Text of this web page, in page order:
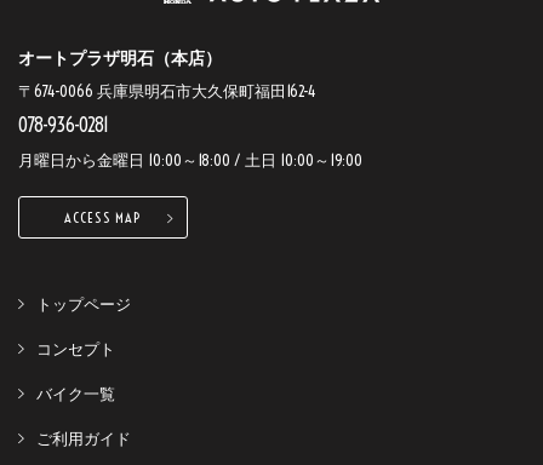
オートプラザ明石（本店）
〒674-0066 兵庫県明石市大久保町福田162-4
078-936-0281
月曜日から金曜日 10:00～18:00 / 土日 10:00～19:00
ACCESS MAP
トップページ
コンセプト
バイク一覧
ご利用ガイド